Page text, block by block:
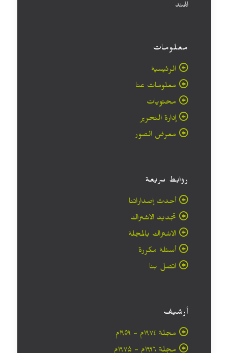
الهند
معلومات
الرئيسية
معلومات عنا
محتويات
إدارة التحرير
معرض الصور
روابط سريعة
أحدث إصداراتنا
تجديد الاشتراك
الاشتراك بالمجلة
أسئلة مكررة
اتصل بنا
أرشيف
مجلة ۱۹۷٤م - ١٩٥٩م